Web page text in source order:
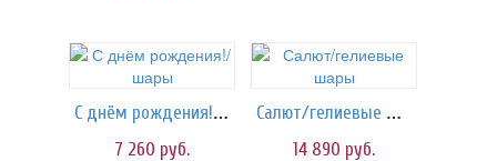
С днём рождения!/шары
7 260 руб.
Салют/гелиевые шары
14 890 руб.